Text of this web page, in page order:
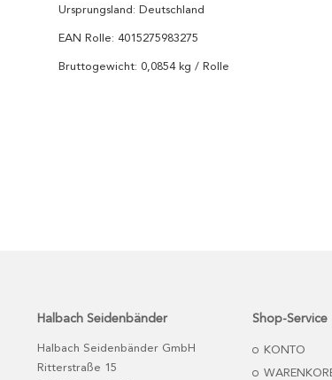
Ursprungsland: Deutschland
EAN Rolle: 4015275983275
Bruttogewicht: 0,0854 kg / Rolle
Halbach Seidenbänder
Halbach Seidenbänder GmbH
Ritterstraße 15
Shop-Service
KONTO